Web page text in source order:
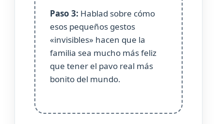
Paso 3: Hablad sobre cómo
esos pequeños gestos
«invisibles» hacen que la
familia sea mucho más feliz
que tener el pavo real más
bonito del mundo.